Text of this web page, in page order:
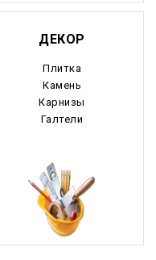
ДЕКОР
Плитка
Камень
Карнизы
Галтели